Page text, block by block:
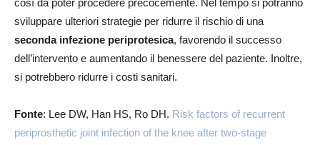
così da poter procedere precocemente. Nel tempo si potranno
sviluppare ulteriori strategie per ridurre il rischio di una
seconda infezione periprotesica, favorendo il successo
dell’intervento e aumentando il benessere del paziente. Inoltre,
si potrebbero ridurre i costi sanitari.
Fonte: Lee DW, Han HS, Ro DH. Risk factors of recurrent
periprosthetic joint infection of the knee after two-stage